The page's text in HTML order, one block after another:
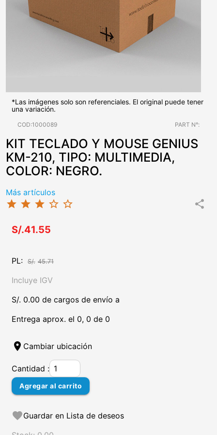
*Las imágenes solo son referenciales. El original puede tener
una variación.
COD:1000089 PART N°:
KIT TECLADO Y MOUSE GENIUS
KM-210, TIPO: MULTIMEDIA,
COLOR: NEGRO.
Más artículos
star star star star_border star_border share
S/.41.55
PL: S/. 45.71
Incluye IGV
S/. 0.00 de cargos de envío a
Entrega aprox. el 0, 0 de 0
location_on Cambiar ubicación
Cantidad :
Agregar al carrito
favoriteGuardar en Lista de deseos